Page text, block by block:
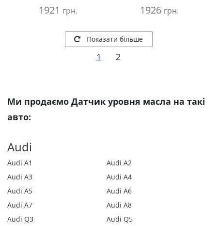
1921 грн. 1926 грн.
Показати більше
1 2
Ми продаємо Датчик уровня масла на такі
авто:
Audi
Audi A1
Audi A2
Audi A3
Audi A4
Audi A5
Audi A6
Audi A7
Audi A8
Audi Q3
Audi Q5